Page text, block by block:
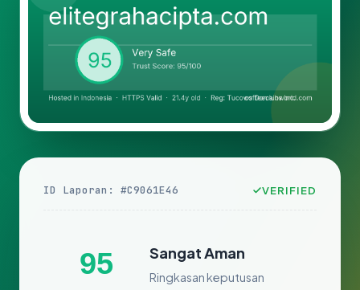
ID Laporan: #C9061E46 VERIFIED
95 Sangat Aman
Ringkasan keputusan